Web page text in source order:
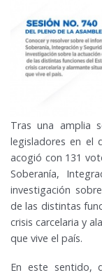
Tras una amplia
legisladores en el
acogió con 131
Soberanía,
investigación
de las distintas
crisis carcelaria y
que vive el país.
En este sentido,